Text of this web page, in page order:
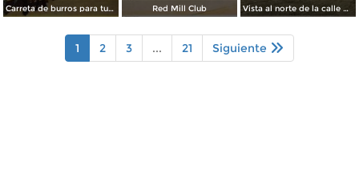
Carreta de burros para turistas Red Mill Club Vista al norte de la calle principal, desde la Calle Sur
1 2 3 ... 21 Siguiente